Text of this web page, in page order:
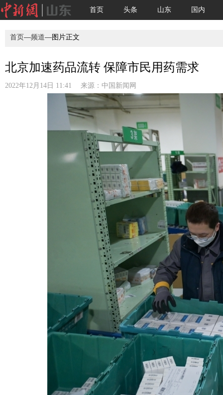
首页 头条 山东 国内
首页—频道—图片正文
北京加速药品流转 保障市民用药需求
2022年12月14日 11:41 来源： 中国新闻网